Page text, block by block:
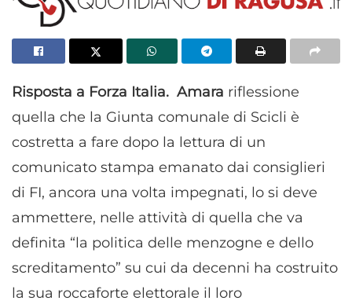
Risposta a Forza Italia. Amara riflessione
quella che la Giunta comunale di Scicli è
costretta a fare dopo la lettura di un
comunicato stampa emanato dai consiglieri
di FI, ancora una volta impegnati, lo si deve
ammettere, nelle attività di quella che va
definita “la politica delle menzogne e dello
screditamento” su cui da decenni ha costruito
la sua roccaforte elettorale il loro